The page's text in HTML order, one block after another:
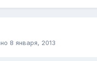
8 января, 2013